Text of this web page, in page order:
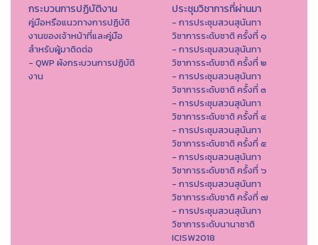
กระบวนการปฏิบัติงาน
คู่มือหรือแนวทางการปฏิบัติ
งานของเจ้าหน้าที่และคู่มือ
สำหรับผู้มาติดต่อ
- QWP ผังกระบวนการปฏิบัติ
งาน
ประชุมวิชาการที่ผ่านมา
- การประชุมสวนสุนันทา
วิชาการระดับชาติ ครั้งที่ ๑
- การประชุมสวนสุนันทา
วิชาการระดับชาติ ครั้งที่ ๒
- การประชุมสวนสุนันทา
วิชาการระดับชาติ ครั้งที่ ๓
- การประชุมสวนสุนันทา
วิชาการระดับชาติ ครั้งที่ ๔
- การประชุมสวนสุนันทา
วิชาการระดับชาติ ครั้งที่ ๕
- การประชุมสวนสุนันทา
วิชาการระดับชาติ ครั้งที่ ๖
- การประชุมสวนสุนันทา
วิชาการระดับชาติ ครั้งที่ ๗
- การประชุมสวนสุนันทา
วิชาการระดับนานาชาติ
ICISW2018